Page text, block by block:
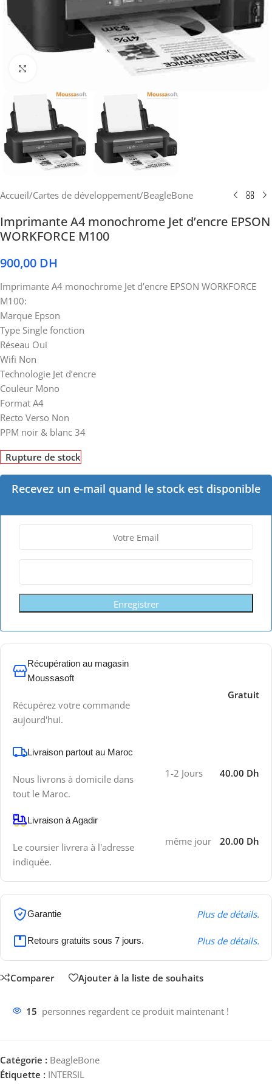
Accueil/Cartes de développement/BeagleBone
Imprimante A4 monochrome Jet d’encre EPSON
WORKFORCE M100
900,00 DH
Imprimante A4 monochrome Jet d’encre EPSON WORKFORCE
M100:
Marque Epson
Type Single fonction
Réseau Oui
Wifi Non
Technologie Jet d’encre
Couleur Mono
Format A4
Recto Verso Non
PPM noir & blanc 34
Rupture de stock
Recevez un e-mail quand le stock est disponible
Enregistrer
Récupération au magasin
Moussasoft
Récupérez votre commande
aujourd'hui.
Gratuit
Livraison partout au Maroc
Nous livrons à domicile dans
tout le Maroc.
1-2 Jours 40.00 Dh
Livraison à Agadir
Le coursier livrera à l'adresse
indiquée.
même jour 20.00 Dh
Garantie Plus de détails.
Retours gratuits sous 7 jours. Plus de détails.
Comparer Ajouter à la liste de souhaits
15 personnes regardent ce produit maintenant !
Catégorie : BeagleBone
Étiquette : INTERSIL